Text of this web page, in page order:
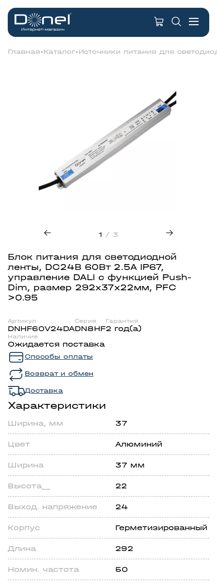
Главная Каталог Источники питания для
1 / 3
Блок питания для светодиодной
ленты, DC24В 60Вт 2.5А IP67,
управление DALI с функцией Push-
Dim, размер 292х37х22мм, PFC
>0.95
Артикул
DNHF60V24DA
Серия
DN8HF
Гарантия
2 год(а)
Наличие
Ожидается поставка
Способы оплаты
Возврат и обмен
Доставка
Характеристики
Шиpинa, мм 37
Цвет Алюминий
Ширина 37 мм
Высота__ 22
Выход. напряжение 24
Корпус Герметизированный
Длина 292
Номин. частота 50